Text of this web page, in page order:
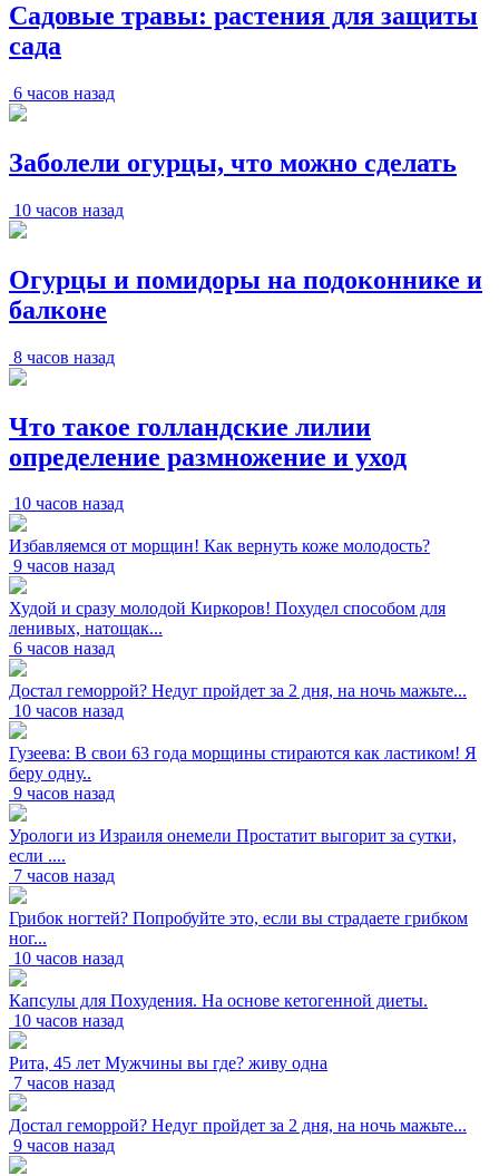
Садовые травы: растения для защиты
сада
6 часов назад
Заболели огурцы, что можно сделать
10 часов назад
Огурцы и помидоры на подоконнике и
балконе
8 часов назад
Что такое голландские лилии
определение размножение и уход
10 часов назад
Избавляемся от морщин! Как вернуть коже молодость?
9 часов назад
Худой и сразу молодой Киркоров! Похудел способом для
ленивых, натощак...
6 часов назад
Достал геморрой? Недуг пройдет за 2 дня, на ночь мажьте...
10 часов назад
Гузеева: В свои 63 года морщины стираются как ластиком! Я
беру одну..
9 часов назад
Урологи из Израиля онемели Простатит выгорит за сутки,
если ....
7 часов назад
Грибок ногтей? Попробуйте это, если вы страдаете грибком
ног...
10 часов назад
Капсулы для Похудения. На основе кетогенной диеты.
10 часов назад
Рита, 45 лет Мужчины вы где? живу одна
7 часов назад
Достал геморрой? Недуг пройдет за 2 дня, на ночь мажьте...
9 часов назад